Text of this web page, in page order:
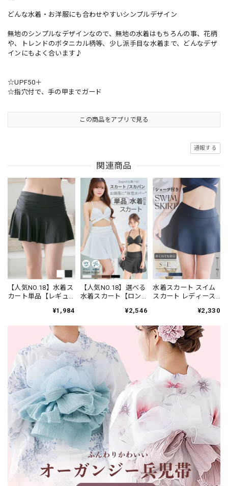
どんな水着・お洋服にも合わせやすいシンプルデザイン
無地のシンプルなデザインなので、無地の水着はもちろんの事、花柄
や、トレンドのボタニカル柄等、少し派手目な水着まで、どんなデザ
インにもよく合います♪
☆UPF50＋
☆指穴付で、手の甲までガード
この商品をアプリで見る
通報する
関連商品
【人気NO.18】水着ス
カート単品【レギュ
¥1,984
【人気NO.18】選べる
水着スカート【ロン
★ブラック/ホワイト/
¥2,546
水着スカート スイム
スカート レディース
付き ショートパンツ
ア S M L 白 黒 単品
m_268
¥2,330